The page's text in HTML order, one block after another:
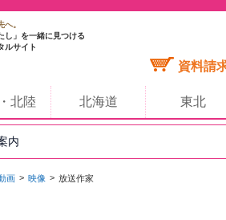
へ。
し」を一緒に見つける
ルサイト
資料請
北陸 北海道 東北
内
画 映像 放送作家